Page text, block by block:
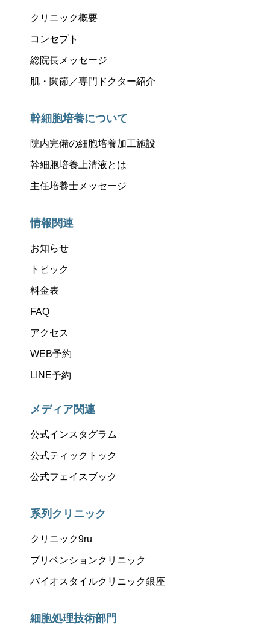
クリニック概要
コンセプト
総院長メッセージ
肌・関節／専門ドクター紹介
幹細胞培養について
院内完備の細胞培養加工施設
幹細胞培養上清液とは
主任培養士メッセージ
情報関連
お知らせ
トピック
料金表
FAQ
アクセス
WEB予約
LINE予約
メディア関連
公式インスタグラム
公式ティックトック
公式フェイスブック
系列クリニック
クリニック9ru
プリベンションクリニック
バイオスタイルクリニック銀座
細胞処理技術部門